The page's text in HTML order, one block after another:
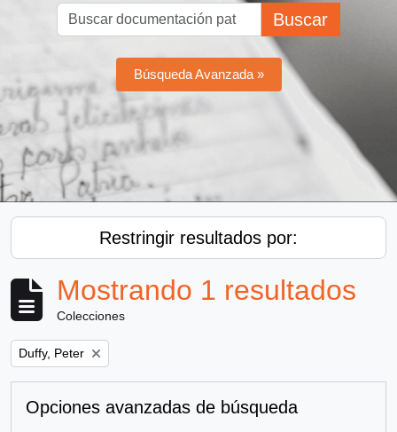
Buscar
Búsqueda Avanzada »
Restringir resultados por:
Mostrando 1 resultados
Colecciones
Remove filter:
Duffy, Peter
Opciones avanzadas de búsqueda